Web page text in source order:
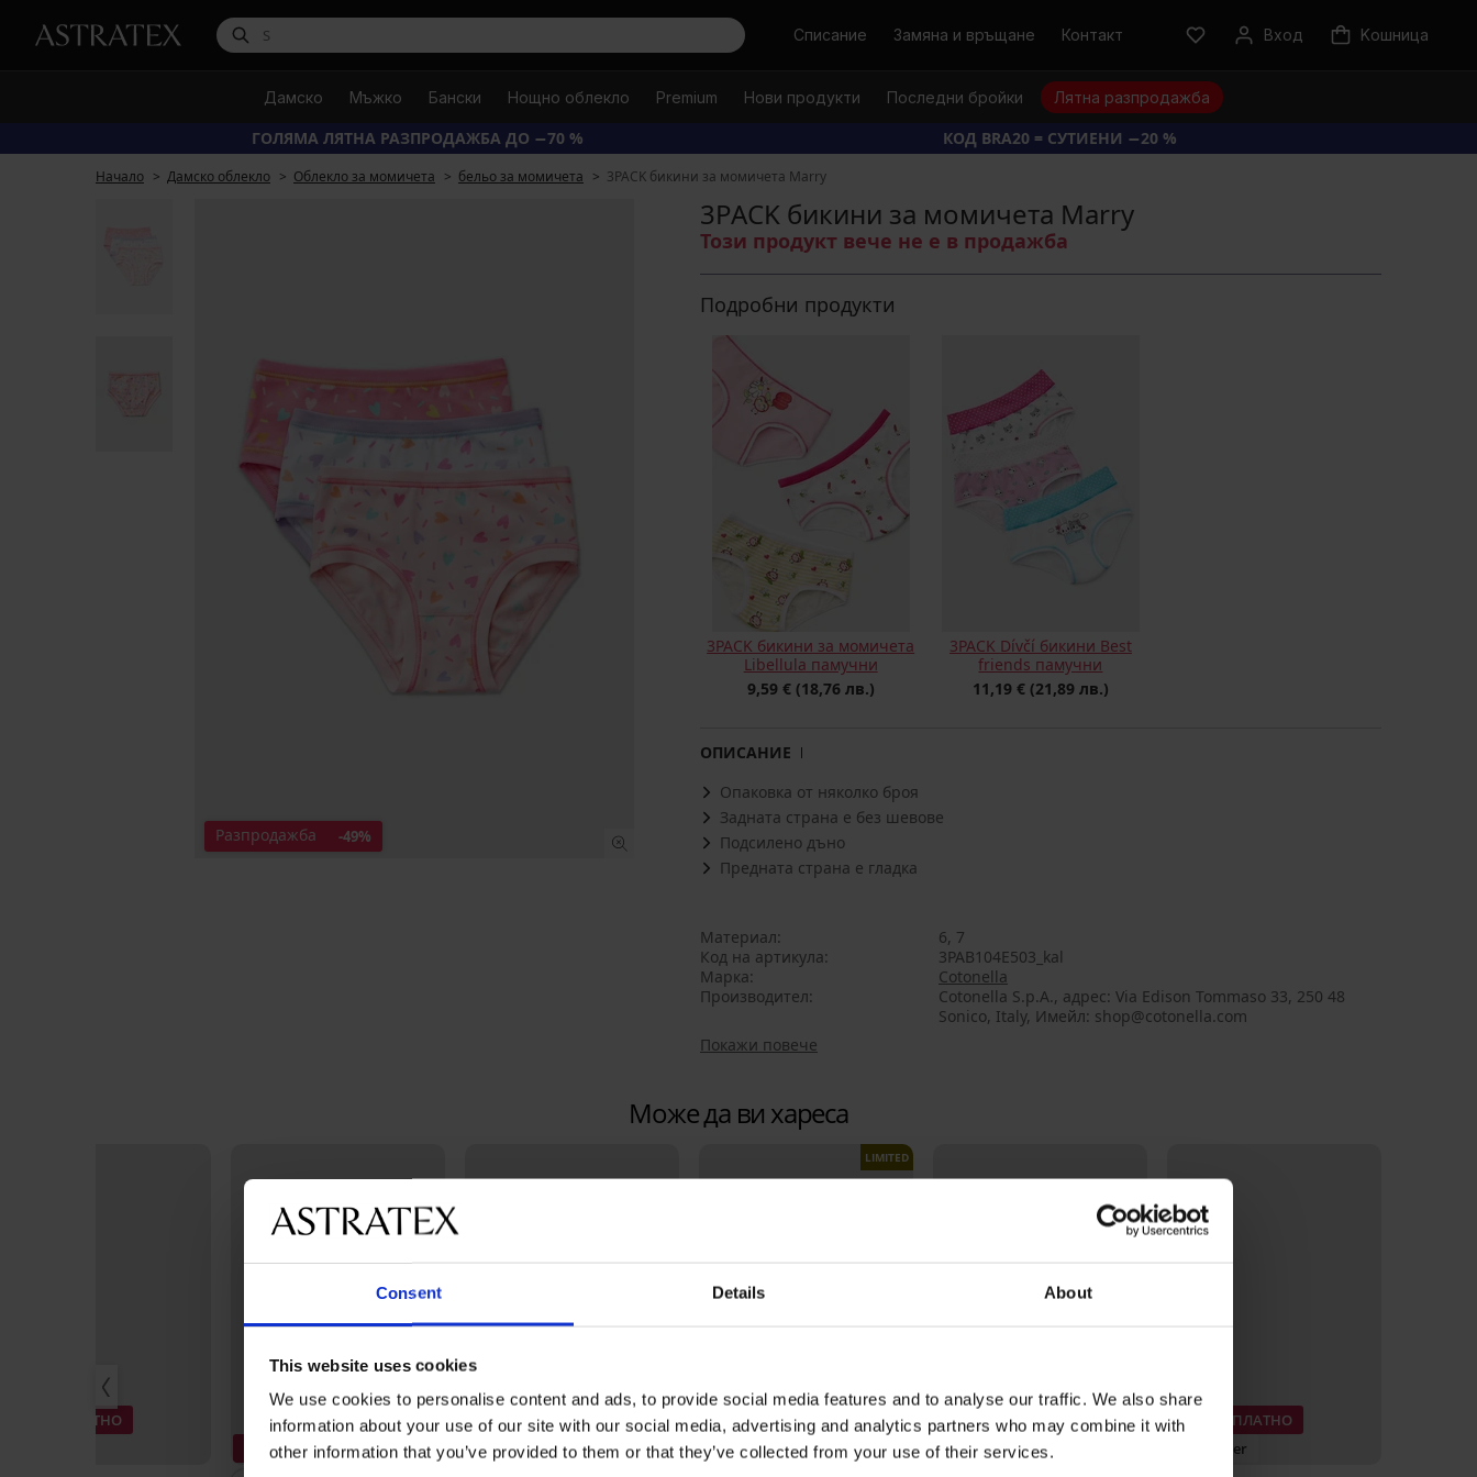
Consent Details About
This website uses cookies
We use cookies to personalise content and ads, to provide social media features and to analyse our traffic. We also share
information about your use of our site with our social media, advertising and analytics partners who may combine it with
other information that you’ve provided to them or that they’ve collected from your use of their services.
ТърсиСписание Замяна и връщане Контакт Вход Kошница
Дамско Мъжко Бански Нощно облекло Premium Нови продукти Последни бройки Лятна разпродажба
ГОЛЯМА ЛЯТНА РАЗПРОДАЖБА ДО −70 % КОД BRA20 = СУТИЕНИ −20 %
Начало Дамско облекло Облекло за момичета бельо за момичета 3PACK бикини за момичета Marry
Разпродажба -49%
3PACK бикини за момичета Marry
Този продукт вече не е в продажба
Подробни продукти
3PACK бикини за момичета
Libellula памучни
9,59 € (18,76 лв.)
3PACK Dívčí бикини Best
friends памучни
11,19 € (21,89 лв.)
ОПИСАНИЕ
Опаковка от няколко броя
Задната страна е без шевове
Подсилено дъно
Предната страна е гладка
Материал
6, 7
Код на артикула
3PAB104E503_kal
Марка
Cotonella
Производител
Cotonella S.p.A., aдрес: Via Edison Tommaso 33, 250 48
Sonico, Italy, Имейл: shop@cotonella.com
Покажи повече
Може да ви хареса
3+1 БЕЗПЛАТНО
3+1 БЕЗПЛАТНО -20% BRA20 Отстъпка -50%
LIMITED
Отстъпка -40%
3+1 БЕЗПЛАТНО
Bestseller